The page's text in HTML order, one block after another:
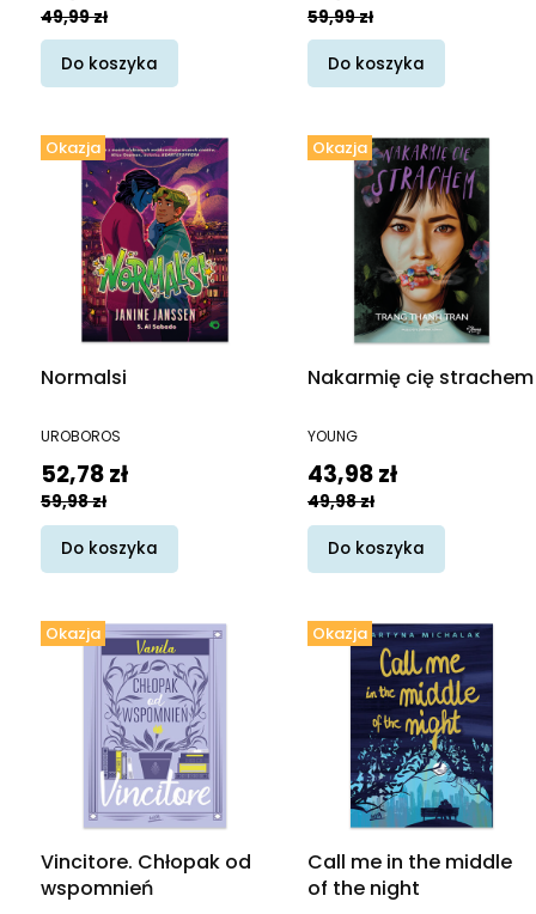
49,99 zł
Do koszyka
59,99 zł
Do koszyka
Okazja
Normalsi
PRODUCENT
UROBOROS
Cena promocyjna
52,78 zł
59,98 zł
Do koszyka
Okazja
Nakarmię cię strachem
PRODUCENT
YOUNG
Cena promocyjna
43,98 zł
49,98 zł
Do koszyka
Okazja
Vincitore. Chłopak od
wspomnień
Okazja
Call me in the middle
of the night